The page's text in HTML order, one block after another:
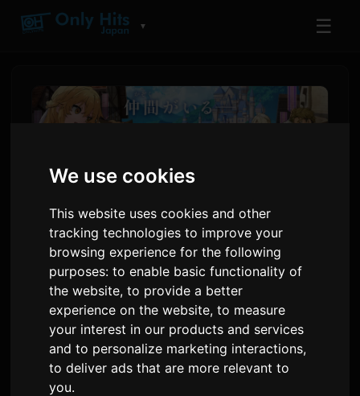
We use cookies
This website uses cookies and other
tracking technologies to improve your
browsing experience for the following
purposes:to enable basic functionality of
the website,to provide a better
experience on the website,to measure
your interest in our products and services
and to personalize marketing interactions,
to deliver ads that are more relevant to
you.
▼ ☰
'Leave This to Me and Go
Ahead' อนิเมะเพิ่มนักพากย์เสียง
Hanai Miharu และ Kinoshita
Suzuna